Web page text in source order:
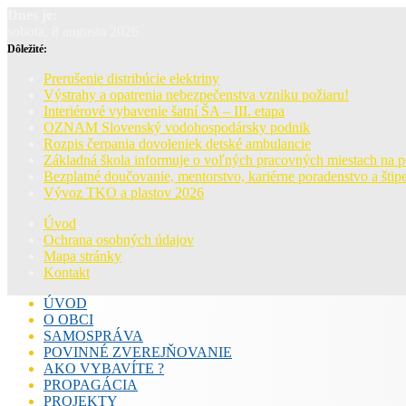
Dôležité:
Prerušenie distribúcie elektriny
Výstrahy a opatrenia nebezpečenstva vzniku požiaru!
Interiérové vybavenie šatní ŠA – III. etapa
OZNAM Slovenský vodohospodársky podnik
Rozpis čerpania dovoleniek detské ambulancie
Základná škola informuje o voľných pracovných miestach na
Bezplatné doučovanie, mentorstvo, kariérne poradenstvo a
Vývoz TKO a plastov 2026
Úvod
Ochrana osobných údajov
Mapa stránky
Kontakt
ÚVOD
O OBCI
SAMOSPRÁVA
POVINNÉ ZVEREJŇOVANIE
AKO VYBAVÍTE ?
PROPAGÁCIA
PROJEKTY